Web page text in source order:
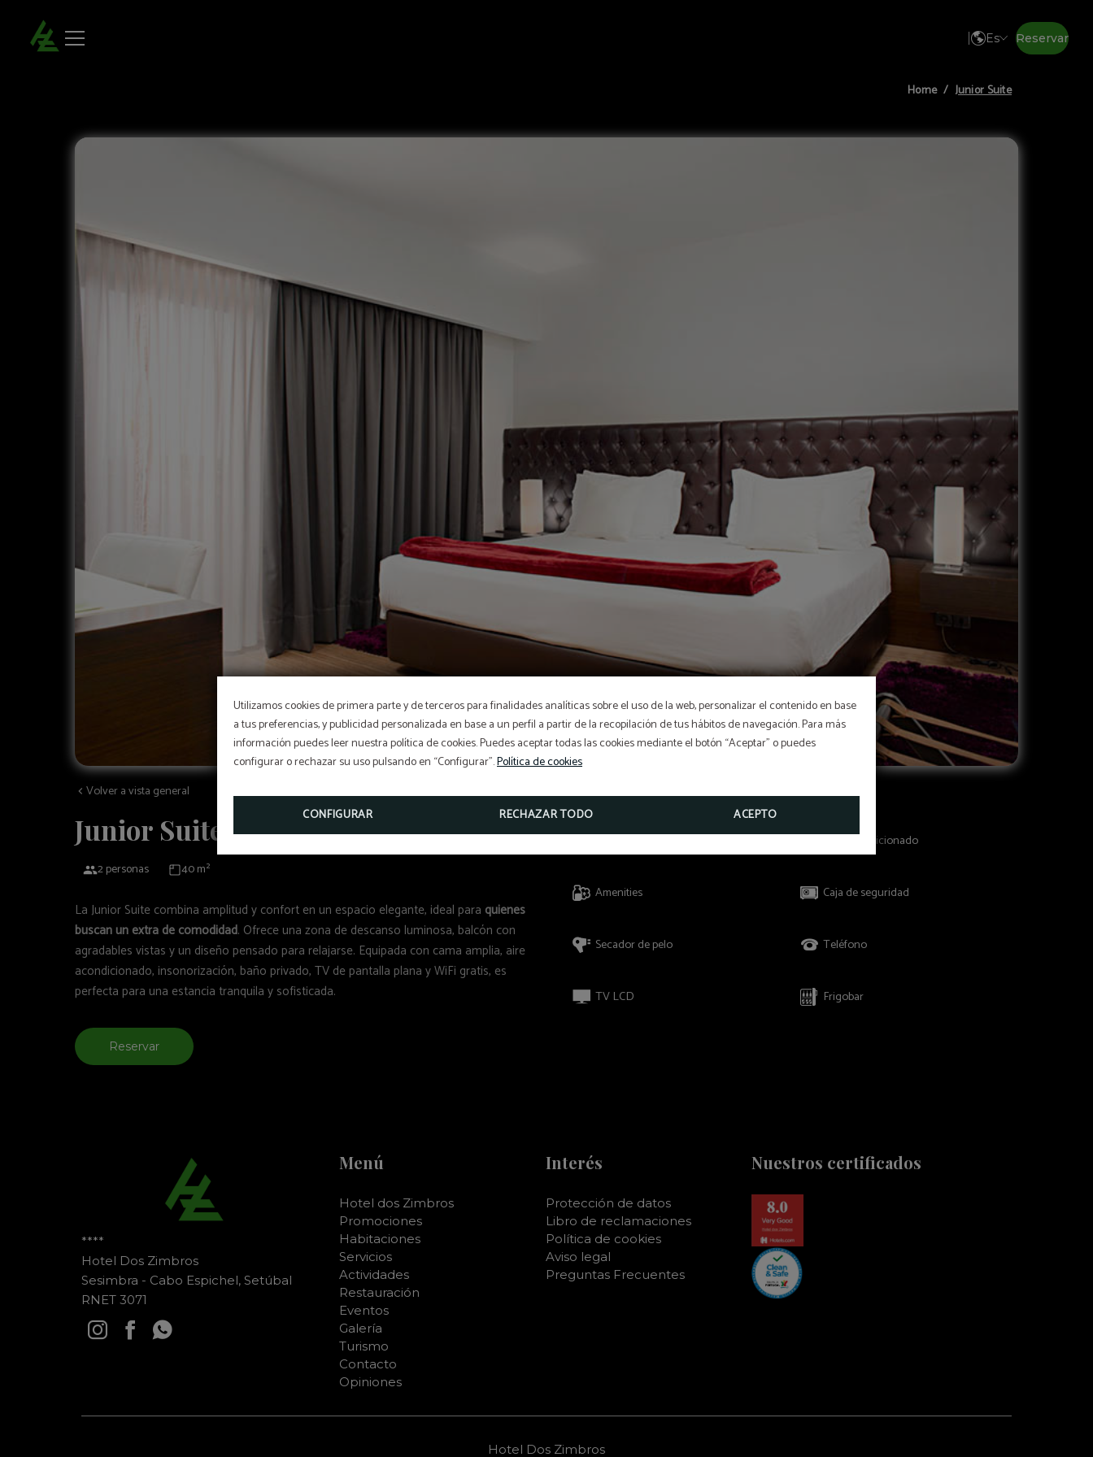
Utilizamos cookies de primera parte y de terceros para finalidades analíticas sobre el uso de la web, personalizar el contenido en base
a tus preferencias, y publicidad personalizada en base a un perfil a partir de la recopilación de tus hábitos de navegación. Para más
información puedes leer nuestra política de cookies. Puedes aceptar todas las cookies mediante el botón “Aceptar” o puedes
configurar o rechazar su uso pulsando en “Configurar”.Política de cookies
CONFIGURAR RECHAZAR TODO ACEPTO
Es Reservar
Home Junior Suite
Volver a vista general
Junior Suite
2 personas 40 m²
La Junior Suite combina amplitud y confort en un espacio elegante, ideal para quienes
buscan un extra de comodidad. Ofrece una zona de descanso luminosa, balcón con
agradables vistas y un diseño pensado para relajarse. Equipada con cama amplia, aire
acondicionado, insonorización, baño privado, TV de pantalla plana y WiFi gratis, es
perfecta para una estancia tranquila y sofisticada.
Reservar
Conexión Wi-fi a internet Aire acondicionado
Amenities Caja de seguridad
Secador de pelo Teléfono
TV LCD Frigobar
****
Hotel Dos Zimbros
Sesimbra - Cabo Espichel, Setúbal
RNET 3071
Menú
Hotel dos Zimbros
Promociones
Habitaciones
Servicios
Actividades
Restauración
Eventos
Galería
Turismo
Contacto
Opiniones
Interés
Protección de datos
Libro de reclamaciones
Política de cookies
Aviso legal
Preguntas Frecuentes
Nuestros certificados
Hotel Dos Zimbros